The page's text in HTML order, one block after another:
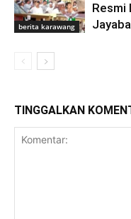
berita karawang
Resmi
TINGGALKAN